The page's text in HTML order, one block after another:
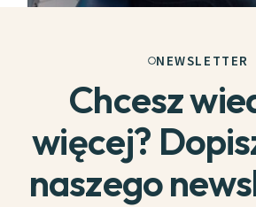
NEWSLETTER
Chcesz
więcej?
naszego